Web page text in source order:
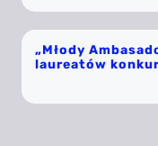
„Młody
laureatów